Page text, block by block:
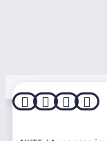
   